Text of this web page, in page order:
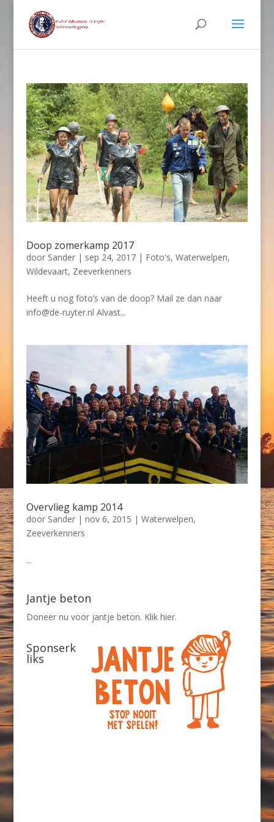
Doop zomerkamp 2017
door Sander| sep 24, 2017| Foto's, Waterwelpen,
Wildevaart, Zeeverkenners
Heeft u nog foto’s van de doop? Mail ze dan naar
info@de-ruyter.nl Alvast...
Overvlieg kamp 2014
door Sander| nov 6, 2015 | Waterwelpen,
Zeeverkenners
...
Jantje beton
Doneer nu voor jantje beton. Klik hier.
Sponserk
liks